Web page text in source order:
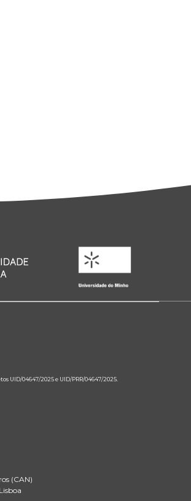
UID/04647/2025 e UID/PRR/04647/2025.
(CAN)